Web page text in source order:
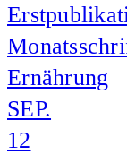
Ernährung
SEP.
12